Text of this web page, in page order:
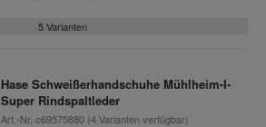
5 Varianten
Hase Schweißerhandschuhe Mühlheim-I-
Super Rindspaltleder
Art.-Nr. c69575880(4 Varianten verfügbar)